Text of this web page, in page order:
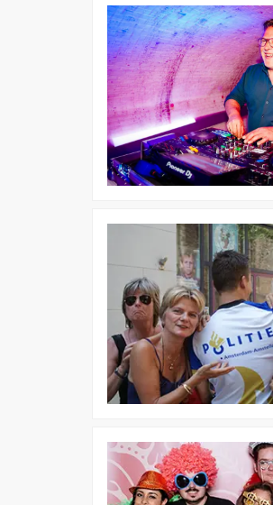
Avondprogramma
Cocktails
Disco
Time
Machine